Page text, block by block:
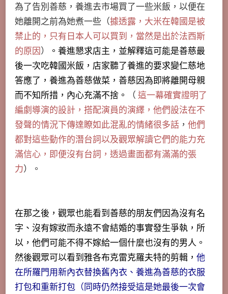
為了告別善慈，養進去市場買了一些米飯，以便在
她離開之前為她煮一些（據透露，大米在韓國是被
禁止的，只有日本人可以買到，當然是出於法西斯
的原因）
。養進懇求店主，並解釋這可能是善慈最
後一次吃韓國米飯，店家聽了養進的要求變仁慈地
答應了，養進為善慈做菜，善慈因為即將離開母親
而不知所措，內心充滿不捨。
（ 這一幕確實證明了
編劇導演的設計，搭配演員的演繹，他們設法在不
發聲的情況下傳達瞭如此混亂的情緒很多話 ， 他們
都對這些動作的潛台詞以及觀眾解讀它們的能力充
滿信心，即便沒有台詞，透過畫面都有滿滿的張
力）。
在那之後，觀眾也能看到善慈的朋友們因為沒有名
字、沒有嫁妝而永遠不會結婚的事實發生爭執，所
以，他們可能不得不嫁給一個什麼也沒有的男人。
然後觀眾可以看到雅各布克雷克羅夫特的剪輯， 他
在所羅門用新內衣替換舊內衣、養進為善慈的衣服
打包和重新打包（同時仍然接受這是她最後一次會